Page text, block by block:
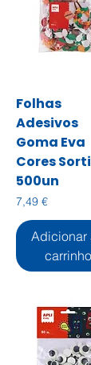
Folhas
Adesivos
Goma Eva
Cores
500un
Preço
7,49 €
Adicionar
carrinho